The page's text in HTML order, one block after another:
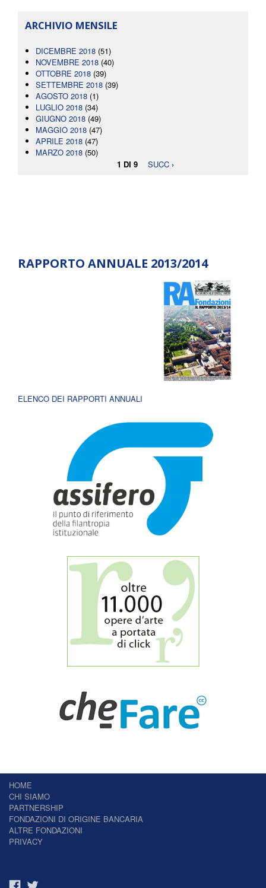
ARCHIVIO MENSILE
DICEMBRE 2018 (51)
NOVEMBRE 2018 (40)
OTTOBRE 2018 (39)
SETTEMBRE 2018 (39)
AGOSTO 2018 (1)
LUGLIO 2018 (34)
GIUGNO 2018 (49)
MAGGIO 2018 (47)
APRILE 2018 (47)
MARZO 2018 (50)
1 DI 9
SUCC ›
RAPPORTO ANNUALE 2013/2014
ELENCO DEI RAPPORTI ANNUALI
HOME
CHI SIAMO
PARTNERSHIP
FONDAZIONI DI ORIGINE BANCARIA
ALTRE FONDAZIONI
PRIVACY